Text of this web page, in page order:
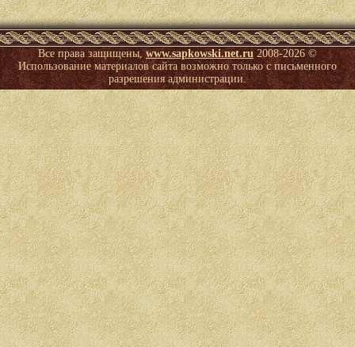
Все права защищены,www.sapkowski.net.ru2008-2026 ©
Использование материалов сайта возможно только с письменного
разрешения администрации.